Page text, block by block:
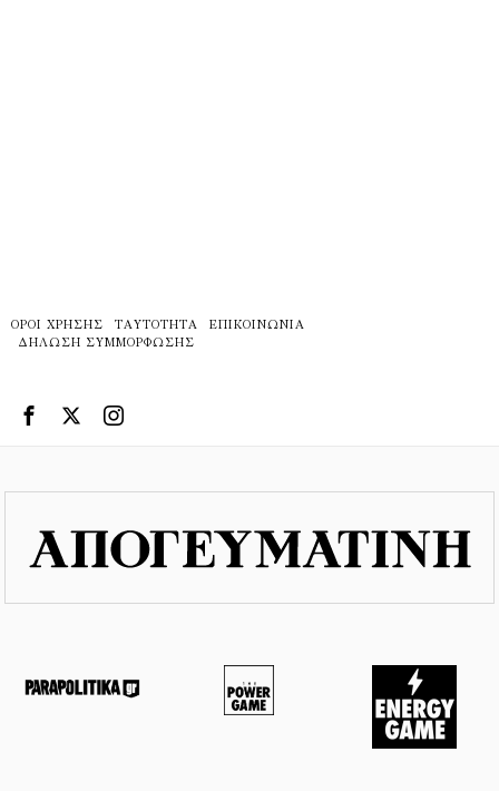
ΌΡΟΙ ΧΡΉΣΗΣ ΤΑΥΤΌΤΗΤΑ
ΕΠΙΚΟΙΝΩΝΊΑ
ΔΉΛΩΣΗ ΣΥΜΜΌΡΦΩΣΗΣ